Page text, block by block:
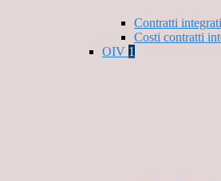
Contratti
Costi contratti
OIV 1